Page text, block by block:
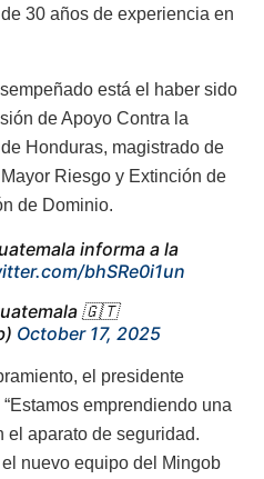
30 años de experiencia en
está el haber sido
de Apoyo Contra la
Honduras, magistrado de
Riesgo y Extinción de
de Dominio.
informa a la
bhSRe0i1un
🇬🇹
October 17, 2025
el presidente
emprendiendo una
el aparato de seguridad.
nuevo equipo del Mingob